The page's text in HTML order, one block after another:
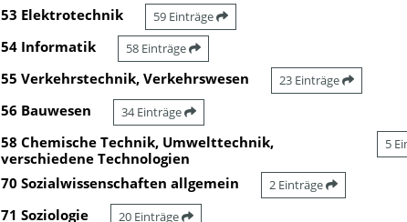
53 Elektrotechnik 59 Einträge
54 Informatik 58 Einträge
55 Verkehrstechnik, Verkehrswesen 23 Einträge
56 Bauwesen 34 Einträge
58 Chemische Technik, Umwelttechnik,
verschiedene Technologien
5
70 Sozialwissenschaften allgemein 2 Einträge
71 Soziologie 20 Einträge